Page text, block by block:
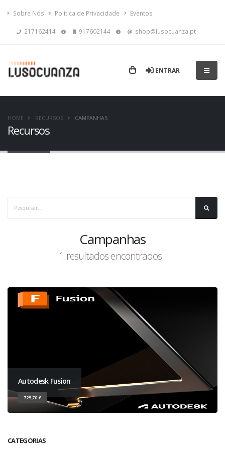
Sobre Nós Política de Privacidade Eventos
217162414 917602144 shop@lusocuanza.pt
ENTRAR
Recursos
HOME RECURSOS CAMPANHAS
Campanhas
1 resultados encontrados .
Autodesk Fusion
725,70 €
CATEGORIAS